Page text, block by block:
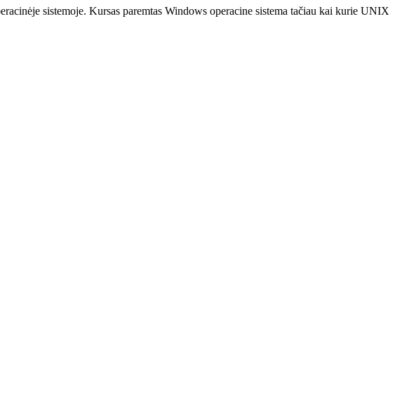
sistemoje. Kursas paremtas Windows operacine sistema tačiau kai kurie UNIX